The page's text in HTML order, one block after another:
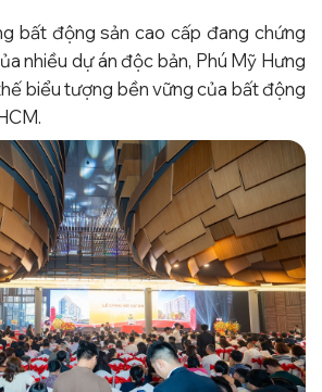
bất động sản cao cấp đang chứng
nhiều dự án độc bản, Phú Mỹ Hưng
biểu tượng bền vững của bất động